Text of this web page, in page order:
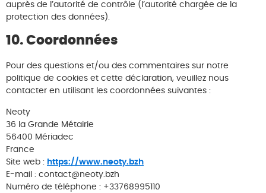
auprès de l’autorité de contrôle (l’autorité chargée de la
protection des données).
10. Coordonnées
Pour des questions et/ou des commentaires sur notre
politique de cookies et cette déclaration, veuillez nous
contacter en utilisant les coordonnées suivantes :
Neoty
36 la Grande Métairie
56400 Mériadec
France
Site web : https://www.neoty.bzh
E-mail : contact@neoty.bzh
Numéro de téléphone : +33768995110